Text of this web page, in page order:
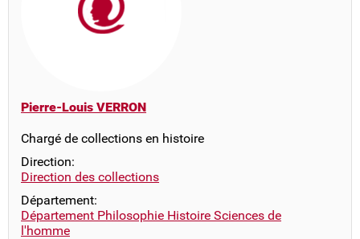
Pierre-Louis VERRON
Chargé de collections en histoire
Direction:
Direction des collections
Département:
Département Philosophie Histoire Sciences de
l'homme